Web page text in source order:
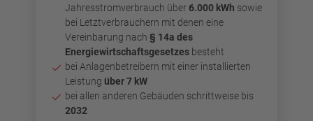
Jahresstromverbrauch über6.000 kWh sowie
bei Letztverbrauchern mit denen eine
Vereinbarung nach § 14a des
Energiewirtschaftsgesetzes besteht
bei Anlagenbetreibern mit einer installierten
Leistung über 7 kW
bei allen anderen Gebäuden schrittweise bis
2032